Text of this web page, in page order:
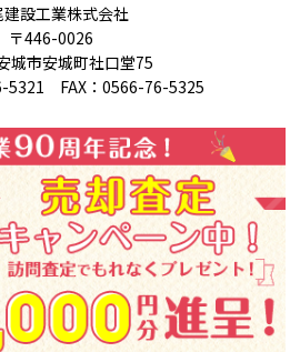
建設工業株式会社
〒446-0026
城市安城町社口堂75
5321 FAX：0566-76-5325